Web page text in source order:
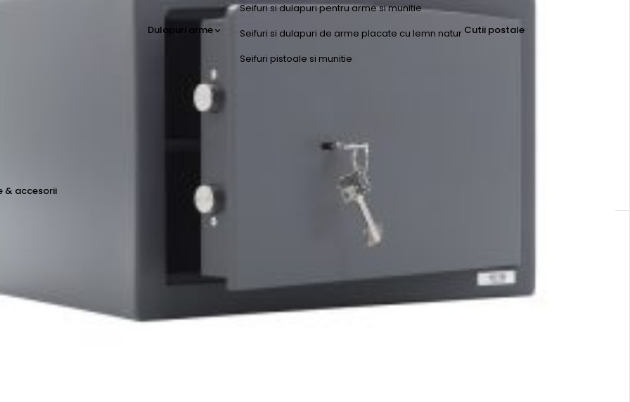
Dulapuri arme
Seifuri si dulapuri pentru arme si munitie
Seifuri si dulapuri de arme placate cu lemn natur
Seifuri pistoale si munitie
Cutii postale
& accesorii